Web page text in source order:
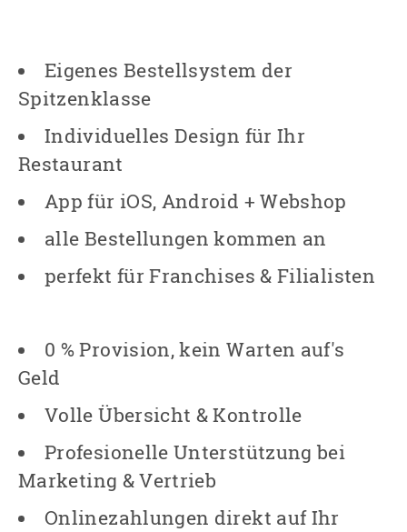
Eigenes Bestellsystem der
Spitzenklasse
Individuelles Design für Ihr
Restaurant
App für iOS, Android + Webshop
alle Bestellungen kommen an
perfekt für Franchises & Filialisten
0 % Provision, kein Warten auf's
Geld
Volle Übersicht & Kontrolle
Profesionelle Unterstützung bei
Marketing & Vertrieb
Onlinezahlungen direkt auf Ihr